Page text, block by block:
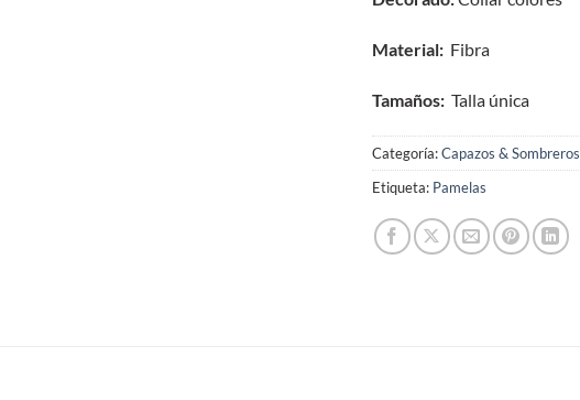
Material: Fibra
Tamaños: Talla única
Categoría:Capazos & Sombreros
Etiqueta: Pamelas